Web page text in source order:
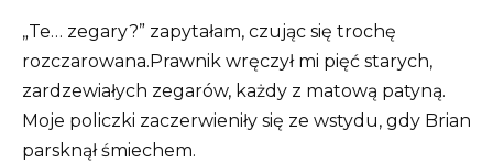
„Te… zegary?” zapytałam, czując się trochę
rozczarowana.Prawnik wręczył mi pięć starych,
zardzewiałych zegarów, każdy z matową patyną.
Moje policzki zaczerwieniły się ze wstydu, gdy Brian
parsknął śmiechem.